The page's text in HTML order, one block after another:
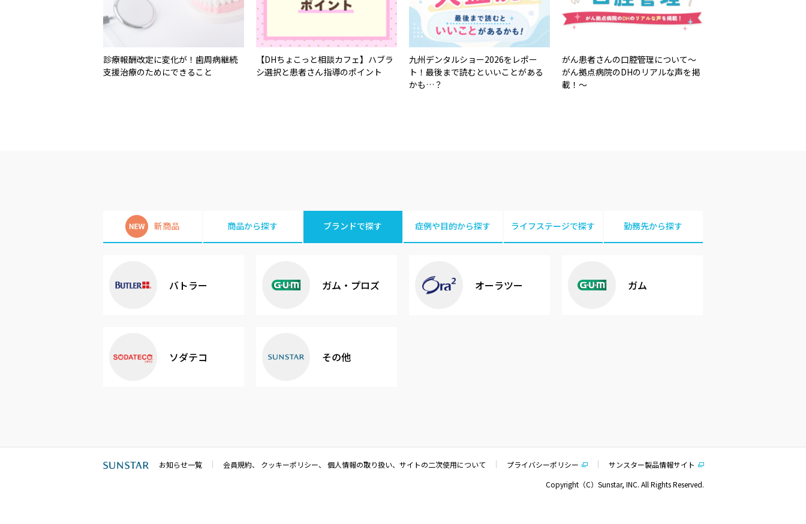
診療報酬改定に変化が！歯周病継続
支援治療のためにできること
【DHちょこっと相談カフェ】ハブラ
シ選択と患者さん指導のポイント
九州デンタルショー2026をレポー
ト！最後まで読むといいことがある
かも…？
がん患者さんの口腔管理について～
がん拠点病院のDHのリアルな声を掲
載！～
新商品 商品から探す ブランドで探す 症例や目的から探す ライフステージで探す 勤務先から探す
バトラー ガム・プロズ オーラツー ガム
ソダテコ その他
お知らせ一覧 会員規約、 クッキーポリシー、 個人情報の取り扱い、サイトの二次使用について プライバシーポリシー
サンスター製品情報サイト
Copyright（C）Sunstar, INC. All Rights Reserved.